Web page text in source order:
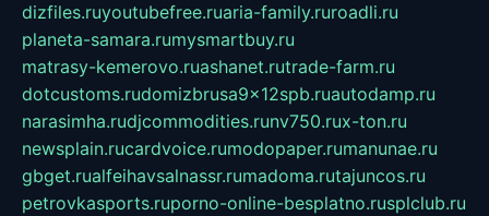
dizfiles.ruyoutubefree.ruaria-family.ruroadli.ru
planeta-samara.rumysmartbuy.ru
matrasy-kemerovo.ruashanet.rutrade-farm.ru
dotcustoms.rudomizbrusa9x12spb.ruautodamp.ru
narasimha.rudjcommodities.runv750.rux-ton.ru
newsplain.rucardvoice.rumodopaper.rumanunae.ru
gbget.rualfeihavsalnassr.rumadoma.rutajuncos.ru
petrovkasports.ruporno-online-besplatno.rusplclub.ru